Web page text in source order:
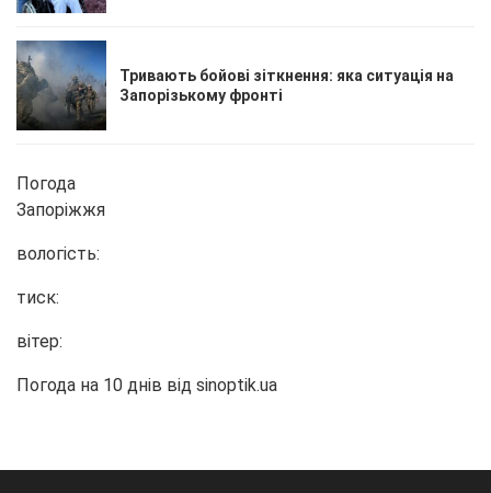
Тривають бойові зіткнення: яка ситуація на
Запорізькому фронті
Погода
Запоріжжя
вологість:
тиск:
вітер:
Погода на 10 днів від sinoptik.ua